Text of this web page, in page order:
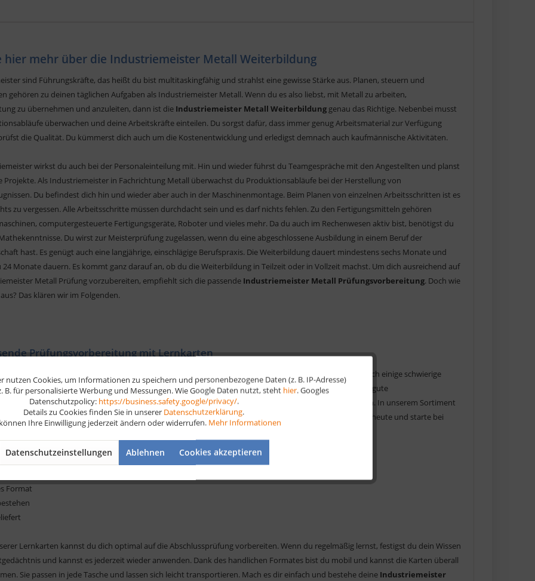
hier mehr über die Industriemeister Metall Weiterbildung
sind Führungskräfte, das heißt du bist multitaskingfähig und strahlst eine gewisse Stärke aus. Planen, steuern und
gehören zu deinen täglichen Aufgaben als Industriemeister Metall. Wenn du es also liebst, mit Metall zu arbeiten,
zu übernehmen und anzuleiten, dann ist die Industriemeister Metall Weiterbildung genau das Richtige. Nebenbei musst
überwachen und deine Arbeitskräfte einteilen. Du sorgst dafür, dass immer genug Arbeitsmaterial zur Verfügung
die Qualität. Du kümmerst dich auch um die Kostenentwicklung und erledigst demnach auch kaufmännische Aktivitäten.
wirkst du auch bei der Personaleinteilung mit. Hin und wieder führst du Teamgespräche mit den Angestellten und planst
Projekte. Als Industriemeister in Fachrichtung Metall überwachst du Produktionsabläufe bei der Herstellung von
Du befindest dich hin und wieder aber auch in der Maschinenmontage. Beim Planen von einzelnen Arbeitsschritten ist es
zu vergessen. Alle Arbeitsschritte müssen durchdacht sein und es darf nichts fehlen. Zu den Fertigungsmitteln gehören
computergesteuerte Fertigungsgeräte, Roboter und vieles mehr. Da du auch im Rechenwesen aktiv bist, benötigst du
Du wirst zur Meisterprüfung zugelassen, wenn du eine abgeschlossene Ausbildung in einem Beruf der
hast. Es genügt auch eine langjährige, einschlägige Berufspraxis. Die Weiterbildung dauert mindestens sechs Monate und
24 Monate dauern. Es kommt ganz darauf an, ob du die Weiterbildung in Teilzeit oder in Vollzeit machst. Um dich ausreichend auf
Metall Prüfung vorzubereiten, empfiehlt sich die passende Industriemeister Metall Prüfungsvorbereitung. Doch wie
Das klären wir im Folgenden.
Prüfungsvorbereitung mit Lernkarten
führende Aufgaben erwarten, solltest du dich gut auf die Abschlussprüfung vorbereiten. Es erwarten dich einige schwierige
Industriemeister Metall Abschlussprüfung . Kümmere dich am besten so früh wie möglich um eine gute
Wir empfehlen dir hierzu Wir empfehlen dir hier auf die passenden Lernhilfen zurückzugreifen. In unserem Sortiment
passend für deine Weiterbildung Lernkarten für eine effiziente und optimierte Lernroutine. Bestelle noch heute und starte bei
Industriemeister Metall
Format
Lernkarten kannst du dich optimal auf die Abschlussprüfung vorbereiten. Wenn du regelmäßig lernst, festigst du dein Wissen
und kannst es jederzeit wieder anwenden. Dank des handlichen Formates bist du mobil und kannst die Karten überall
Sie passen in jede Tasche und lassen sich leicht transportieren. Mach es dir einfach und bestehe deine Industriemeister
Aktiv
nutzen Cookies, um Informationen zu speichern und personenbezogene Daten (z. B. IP-Adresse)
B. für personalisierte Werbung und Messungen. Wie Google Daten nutzt, steht hier. Googles
Datenschutzpolicy: https://business.safety.google/privacy/.
Details zu Cookies finden Sie in unserer Datenschutzerklärung.
Ihre Einwilligung jederzeit ändern oder widerrufen. Mehr Informationen
Datenschutzeinstellungen Ablehnen Cookies akzeptieren